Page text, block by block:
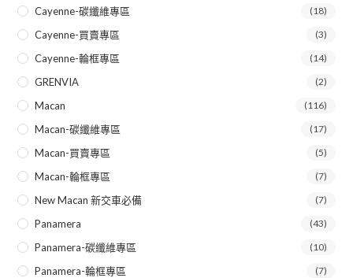
Cayenne-碳纖維專區 (18)
Cayenne-買賣專區 (3)
Cayenne-輪框專區 (14)
GRENVIA (2)
Macan (116)
Macan-碳纖維專區 (17)
Macan-買賣專區 (5)
Macan-輪框專區 (7)
New Macan 新交車必備 (7)
Panamera (43)
Panamera-碳纖維專區 (10)
Panamera-輪框專區 (7)